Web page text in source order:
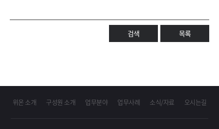
검색 목록
위온 소개 구성원 소개 업무분야 업무사례 소식/자료 오시는길